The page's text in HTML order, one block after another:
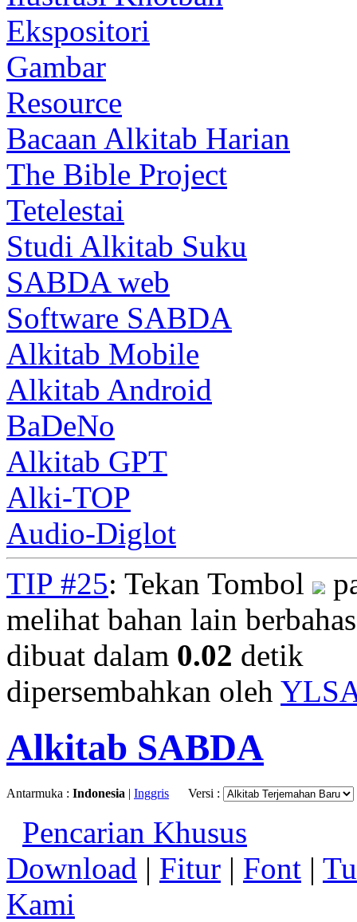
Ekspositori
Gambar
Resource
Bacaan Alkitab Harian
The Bible Project
Tetelestai
Studi Alkitab Suku
SABDA web
Software SABDA
Alkitab Mobile
Alkitab Android
BaDeNo
Alkitab GPT
Alki-TOP
Audio-Diglot
TIP #25: Tekan Tombol
melihat bahan lain
dibuat dalam 0.02 detik
dipersembahkan oleh
Alkitab SABDA
Antarmuka : Indonesia | Inggris Versi :
Pencarian Khusus
Download | Fitur | Font |
Kami